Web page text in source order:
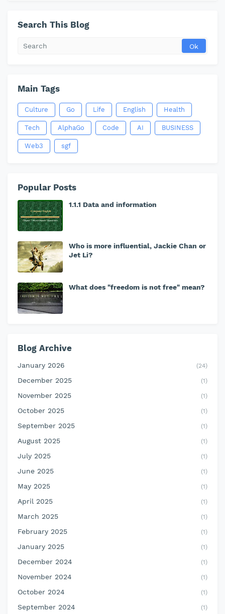
Search This Blog
Main Tags
Culture Go Life English Health
Tech AlphaGo Code AI BUSINESS
Web3 sgf
Popular Posts
1.1.1 Data and information
Who is more influential, Jackie Chan or
Jet Li?
What does "freedom is not free" mean?
Blog Archive
January 2026 (24)
December 2025 (1)
November 2025 (1)
October 2025 (1)
September 2025 (1)
August 2025 (1)
July 2025 (1)
June 2025 (1)
May 2025 (1)
April 2025 (1)
March 2025 (1)
February 2025 (1)
January 2025 (1)
December 2024 (1)
November 2024 (1)
October 2024 (1)
September 2024 (1)